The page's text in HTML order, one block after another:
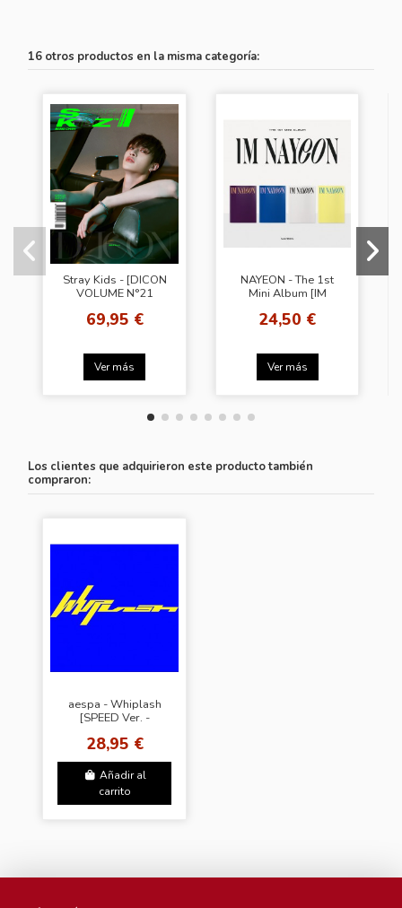
16 otros productos en la misma categoría:
Stray Kids - [DICON
VOLUME N°21
SECRET KIDZ]
69,95 €
Ver más
NAYEON - The 1st
Mini Album [IM
24,50 €
Ver más
Los clientes que adquirieron este producto también
compraron:
aespa - Whiplash
[SPEED Ver. -
28,95 €
Añadir al
carrito